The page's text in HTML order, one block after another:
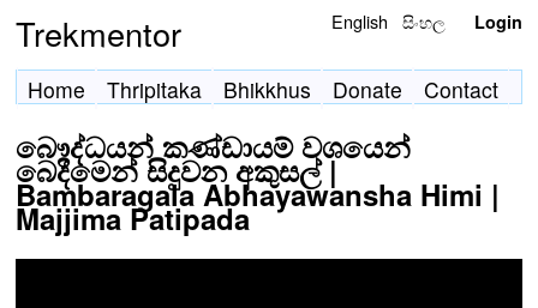
Trekmentor English සිංහල Login
Home Thripitaka Bhikkhus Donate Contact
බෞද්ධයන් කණ්ඩායම් වශයෙන්
බෙදීමෙන් සිදුවන අකුසල් |
Bambaragala Abhayawansha Himi |
Majjima Patipada